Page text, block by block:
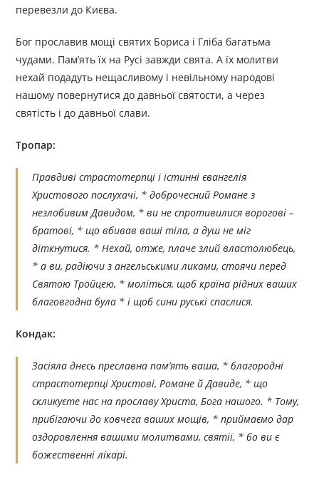
перевезли до Києва.
Бог прославив мощі святих Бориса і Гліба багатьма
чудами. Пам’ять їх на Русі завжди свята. А їх молитви
нехай подадуть нещасливому і невільному народові
нашому повернутися до давньої святости, а через
святість і до давньої слави.
Тропар:
Правдиві страстотерпці і істинні євангелія
Христового послухачі, * доброчесний Романе з
незлобивим Давидом, * ви не спротивилися ворогові –
братові, * що вбивав ваші тіла, а душ не міг
діткнутися. * Нехай, отже, плаче злий властолюбець,
* а ви, радіючи з ангельськими ликами, стоячи перед
Святою Тройцею, * моліться, щоб країна рідних ваших
благовгодна була * і щоб сини руські спаслися.
Кондак:
Засіяла днесь преславна пам’ять ваша, * благородні
страстотерпці Христові, Романе й Давиде, * що
скликуєте нас на прославу Христа, Бога нашого. * Тому,
прибігаючи до ковчега ваших мощів, * приймаємо дар
оздоровлення вашими молитвами, святії, * бо ви є
божественні лікарі.